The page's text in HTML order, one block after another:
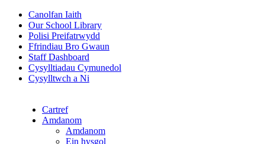
Canolfan Iaith
Our School Library
Polisi Preifatrwydd
Ffrindiau Bro Gwaun
Staff Dashboard
Cysylltiadau Cymunedol
Cysylltwch a Ni
Cartref
Amdanom
Amdanom
Ein hysgol